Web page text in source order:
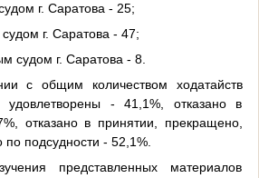
г. Саратова - 25;
г. Саратова - 47;
судом г. Саратова - 8.
с общим количеством ходатайств
удовлетворены - 41,1%, отказано в
отказано в принятии, прекращено,
по подсудности - 52,1%.
представленных материалов